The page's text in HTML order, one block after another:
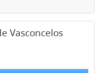
Vasconcelos